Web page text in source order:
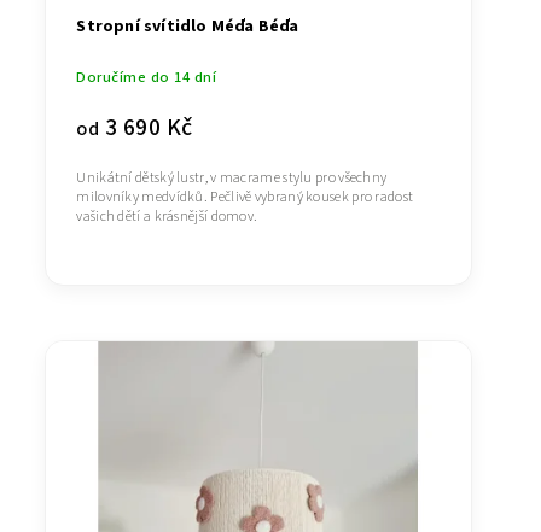
Stropní svítidlo Méďa Béďa
Doručíme do 14 dní
od 3 690 Kč
Unikátní dětský lustr, v macrame stylu pro všechny
milovníky medvídků. Pečlivě vybraný kousek pro radost
vašich dětí a krásnější domov.